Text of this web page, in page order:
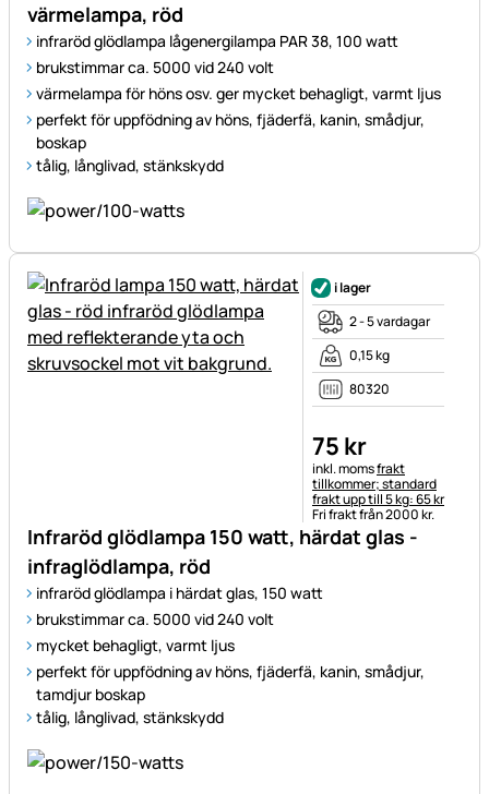
värmelampa, röd
infraröd glödlampa lågenergilampa PAR 38, 100 watt
brukstimmar ca. 5000 vid 240 volt
värmelampa för höns osv. ger mycket behagligt, varmt ljus
perfekt för uppfödning av höns, fjäderfä, kanin, smådjur,
boskap
tålig, långlivad, stänkskydd
Infraröd glödlampa 150 watt, härdat glas -
infraglödlampa, röd
infraröd glödlampa i härdat glas, 150 watt
brukstimmar ca. 5000 vid 240 volt
mycket behagligt, varmt ljus
perfekt för uppfödning av höns, fjäderfä, kanin, smådjur,
tamdjur boskap
tålig, långlivad, stänkskydd
i lager
2 - 5 vardagar
0,15 kg
80320
75 kr
Skatteinformation:
inkl. momsfrakt
tillkommer; standard
frakt upp till 5 kg: 65 kr
Fri frakt från 2000 kr.